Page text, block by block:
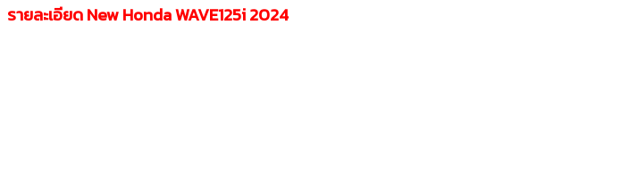
รายละเอียด New Honda WAVE125i 2024